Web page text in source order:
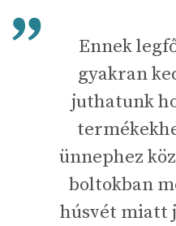
Ennek
gyakran
juthatunk
ünnephez
boltokban
húsvét miatt